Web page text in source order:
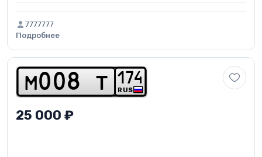
7777777
Подробнее
m 0 0 8 t RUS
1 74
25 000 ₽